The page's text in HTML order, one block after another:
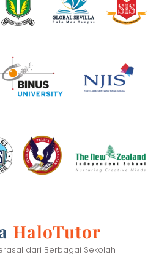
HaloTutor
dari Berbagai Sekolah